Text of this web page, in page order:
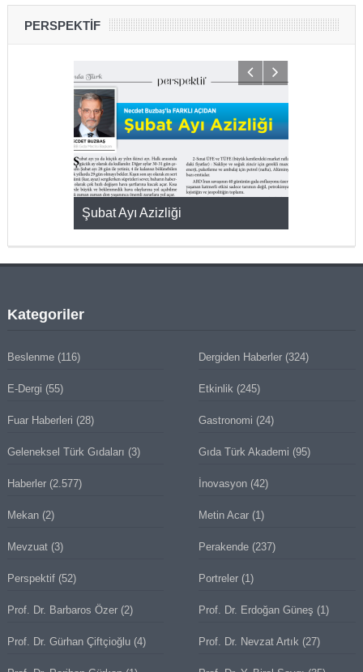
PERSPEKTİF
Şubat Ayı Azizliği
Kategoriler
Beslenme(116) Dergiden Haberler (324)
E-Dergi (55) Etkinlik (245)
Fuar Haberleri (28) Gastronomi (24)
Geleneksel Türk Gıdaları (3) Gıda Türk Akademi (95)
Haberler(2.577) İnovasyon (42)
Mekan(2) Metin Acar (1)
Mevzuat(3) Perakende (237)
Perspektif(52) Portreler (1)
Prof. Dr. Barbaros Özer(2) Prof. Dr. Erdoğan Güneş (1)
Prof. Dr. Gürhan Çiftçioğlu(4) Prof. Dr. Nevzat Artık (27)